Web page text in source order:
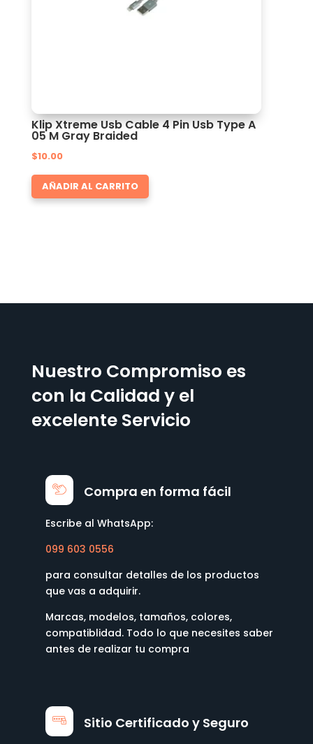
Klip Xtreme Usb Cable 4 Pin Usb Type A
05 M Gray Braided
$10.00
AÑADIR AL CARRITO
Nuestro Compromiso es
con la Calidad y el
excelente Servicio
Compra en forma fácil
Escribe al WhatsApp:
099 603 0556
para consultar detalles de los productos
que vas a adquirir.
Marcas, modelos, tamaños, colores,
compatiblidad. Todo lo que necesites saber
antes de realizar tu compra
Sitio Certificado y Seguro